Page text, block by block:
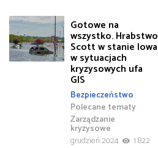
Gotowe na
wszystko. Hrabstwo
Scott w stanie Iowa
w sytuacjach
kryzysowych ufa
GIS
Bezpieczeństwo
Polecane tematy
Zarządzanie
kryzysowe
grudzień 2024
1 822